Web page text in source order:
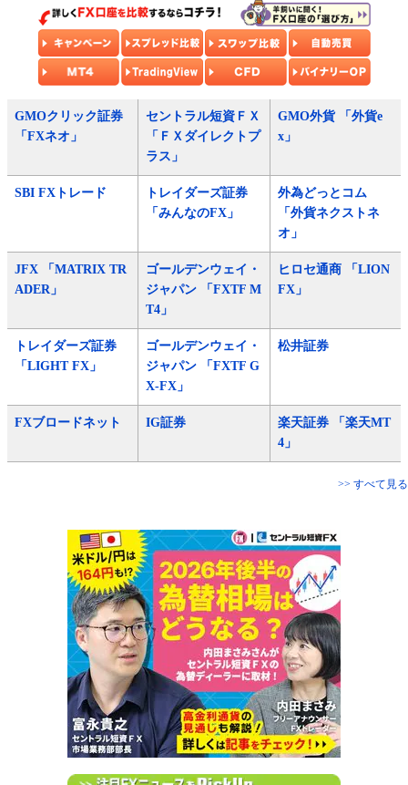
GMOクリック証券
「FXネオ」
セントラル短資ＦＸ
「ＦＸダイレクトプ
ラス」
GMO外貨 「外貨e
x」
SBI FXトレード
トレイダーズ証券
「みんなのFX」
外為どっとコム
「外貨ネクストネ
オ」
JFX 「MATRIX TR
ADER」
ゴールデンウェイ・
ジャパン 「FXTF M
T4」
ヒロセ通商 「LION
FX」
トレイダーズ証券
「LIGHT FX」
ゴールデンウェイ・
ジャパン 「FXTF G
X-FX」
松井証券
FXブロードネット IG証券
楽天証券 「楽天MT
4」
>> すべて見る